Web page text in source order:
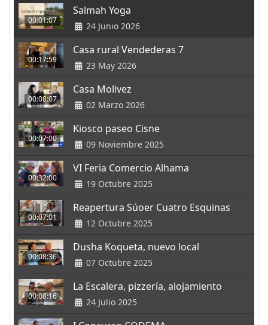
00:01:07
Salmah Yoga
24 Junio 2026
00:17:59
Casa rural Vendederas 7
23 May 2026
00:08:07
Casa Molivez
02 Marzo 2026
00:07:00
Kiosco paseo Cisne
09 Noviembre 2025
00:32:00
VI Feria Comercio Alhama
19 Octubre 2025
00:07:01
Reapertura Súoer Cuatro Esquinas
12 Octubre 2025
00:08:36
Dusha Koqueta, nuevo local
07 Octubre 2025
00:08:16
La Escalera, pizzería, alojamiento
24 Julio 2025